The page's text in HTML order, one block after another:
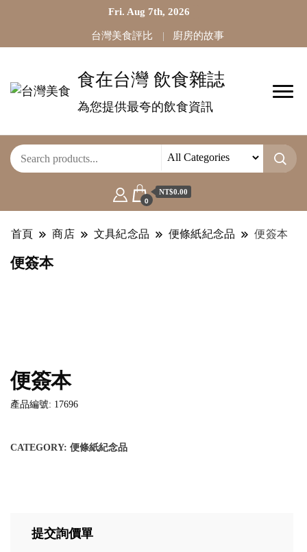
Fri. Aug 7th, 2026
台灣美食評比 廚房的故事
食在台灣 飲食雜誌
為您提供最夸的飲食資訊
0
NT$0.00
首頁 商店 文具紀念品 便條紙紀念品 便簽本
便簽本
便簽本
產品編號: 17696
CATEGORY: 便條紙紀念品
提交詢價單